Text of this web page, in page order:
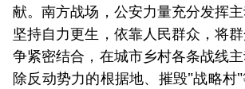
献。南方战场，公安力量充分发挥
坚持自力更生，依靠人民群众，将
争紧密结合，在城市乡村各条战线
除反动势力的根据地、摧毁"战略村